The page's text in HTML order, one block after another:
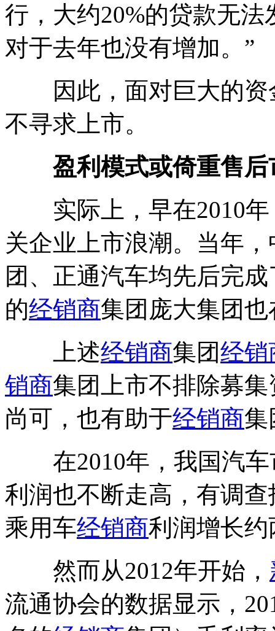
行，大约20%的贷款无
对于去年也没有增加。”
因此，面对巨大的资
不寻求上市。
盈利模式或倚重售后
实际上，早在2010年
关企业上市浪潮。当年
团、正通汽车均先后完
的经销商集团庞大集团
上述经销商集团经销
销商集团上市不排除募
尚可，也有助于经销商集
在2010年，我国汽车
利润也不断走高，有调
乘用车经销商利润增长约
然而从2012年开始，
流通协会的数据显示，